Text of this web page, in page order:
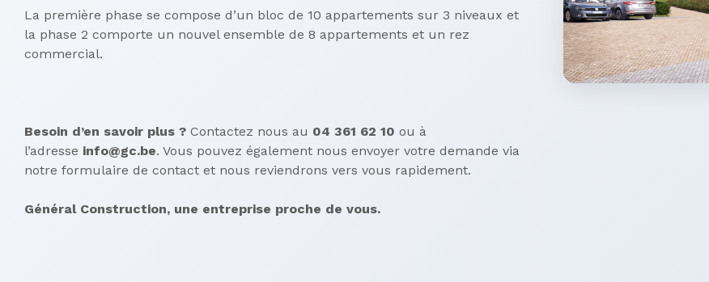
La première phase se compose d’un bloc de 10 appartements sur 3 niveaux et
la phase 2 comporte un nouvel ensemble de 8 appartements et un rez
commercial.
Besoin d’en savoir plus ? Contactez nous au 04 361 62 10 ou à
l’adresse info@gc.be. Vous pouvez également nous envoyer votre demande via
notre formulaire de contact et nous reviendrons vers vous rapidement.
Général Construction, une entreprise proche de vous.